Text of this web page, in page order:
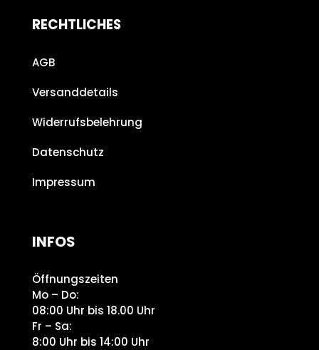
RECHTLICHES
AGB
Versanddetails
Widerrufsbelehrung
Datenschutz
Impressum
INFOS
Öffnungszeiten
Mo – Do:
08:00 Uhr bis 18.00 Uhr
Fr – Sa:
8:00 Uhr bis 14:00 Uhr